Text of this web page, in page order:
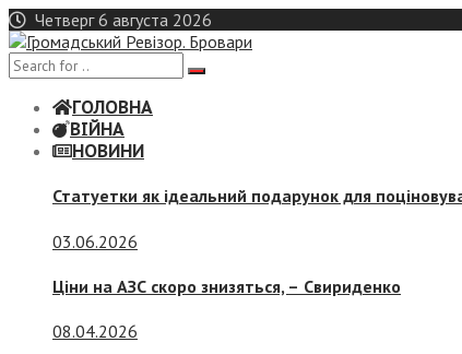
Skip
to
content
Четверг 6 августа 2026
ГОЛОВНА
ВІЙНА
НОВИНИ
Статуетки як ідеальний подарунок для
03.06.2026
Ціни на АЗС скоро знизяться, – Свириденко
08.04.2026